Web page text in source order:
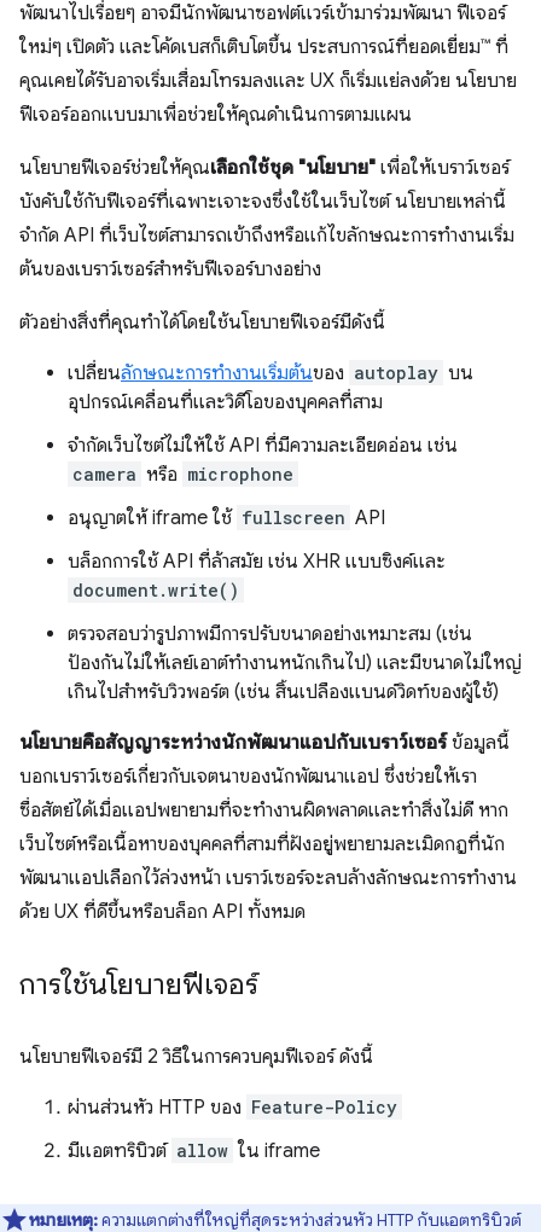
พัฒนาไปเรื่อยๆ อาจมีนักพัฒนาซอฟต์แวร์เข้ามาร่วมพัฒนา ฟีเจอร์
ใหม่ๆ เปิดตัว และโค้ดเบสก็เติบโตขึ้น ประสบการณ์ที่ยอดเยี่ยม™ ที่
คุณเคยได้รับอาจเริ่มเสื่อมโทรมลงและ UX ก็เริ่มแย่ลงด้วย นโยบาย
ฟีเจอร์ออกแบบมาเพื่อช่วยให้คุณดำเนินการตามแผน
นโยบายฟีเจอร์ช่วยให้คุณเลือกใช้ชุด "นโยบาย" เพื่อให้เบราว์เซอร์
บังคับใช้กับฟีเจอร์ที่เฉพาะเจาะจงซึ่งใช้ในเว็บไซต์ นโยบายเหล่านี้
จำกัด API ที่เว็บไซต์สามารถเข้าถึงหรือแก้ไขลักษณะการทำงานเริ่ม
ต้นของเบราว์เซอร์สำหรับฟีเจอร์บางอย่าง
ตัวอย่างสิ่งที่คุณทําได้โดยใช้นโยบายฟีเจอร์มีดังนี้
เปลี่ยนลักษณะการทำงานเริ่มต้นของ autoplay บน
อุปกรณ์เคลื่อนที่และวิดีโอของบุคคลที่สาม
จำกัดเว็บไซต์ไม่ให้ใช้ API ที่มีความละเอียดอ่อน เช่น
camera หรือ microphone
อนุญาตให้ iframe ใช้ fullscreen API
บล็อกการใช้ API ที่ล้าสมัย เช่น XHR แบบซิงค์และ
document.write()
ตรวจสอบว่ารูปภาพมีการปรับขนาดอย่างเหมาะสม (เช่น
ป้องกันไม่ให้เลย์เอาต์ทำงานหนักเกินไป) และมีขนาดไม่ใหญ่
เกินไปสำหรับวิวพอร์ต (เช่น สิ้นเปลืองแบนด์วิดท์ของผู้ใช้)
นโยบายคือสัญญาระหว่างนักพัฒนาแอปกับเบราว์เซอร์ข้อมูลนี้
บอกเบราว์เซอร์เกี่ยวกับเจตนาของนักพัฒนาแอป ซึ่งช่วยให้เรา
ซื่อสัตย์ได้เมื่อแอปพยายามที่จะทำงานผิดพลาดและทำสิ่งไม่ดี หาก
เว็บไซต์หรือเนื้อหาของบุคคลที่สามที่ฝังอยู่พยายามละเมิดกฎที่นัก
พัฒนาแอปเลือกไว้ล่วงหน้า เบราว์เซอร์จะลบล้างลักษณะการทำงาน
ด้วย UX ที่ดีขึ้นหรือบล็อก API ทั้งหมด
การใช้นโยบายฟีเจอร์
นโยบายฟีเจอร์มี 2 วิธีในการควบคุมฟีเจอร์ ดังนี้
ผ่านส่วนหัว HTTP ของ Feature-Policy
มีแอตทริบิวต์ allow ใน iframe
หมายเหตุ:ความแตกต่างที่ใหญ่ที่สุดระหว่างส่วนหัว HTTP กับแอตทริบิวต์